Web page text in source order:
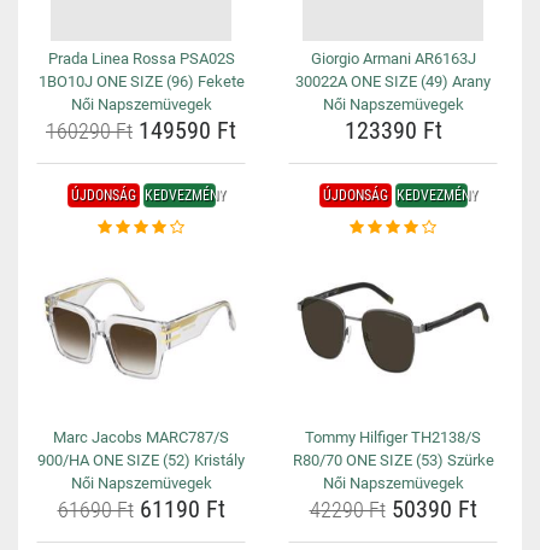
Prada Linea Rossa PSA02S
1BO10J ONE SIZE (96) Fekete
Női Napszemüvegek
160290 Ft 149590 Ft
Giorgio Armani AR6163J
30022A ONE SIZE (49) Arany
Női Napszemüvegek
123390 Ft
ÚJDONSÁG KEDVEZMÉNY
Marc Jacobs MARC787/S
900/HA ONE SIZE (52) Kristály
Női Napszemüvegek
61690 Ft61190 Ft
ÚJDONSÁG KEDVEZMÉNY
Tommy Hilfiger TH2138/S
R80/70 ONE SIZE (53) Szürke
Női Napszemüvegek
42290 Ft50390 Ft